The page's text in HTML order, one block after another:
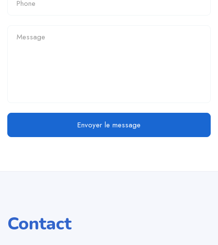
Envoyer le message
Contact